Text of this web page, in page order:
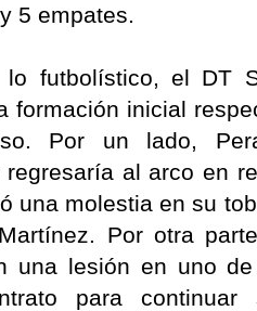
5 empates.
futbolístico, el DT
formación inicial
Por un lado,
al arco en
una molestia en su
Por otra
una lesión en uno
para